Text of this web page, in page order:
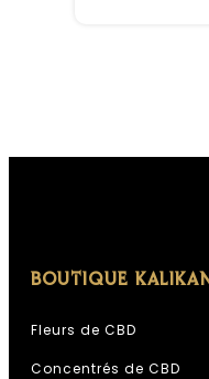
BOUTIQUE
Fleurs de CBD
Concentrés de CBD